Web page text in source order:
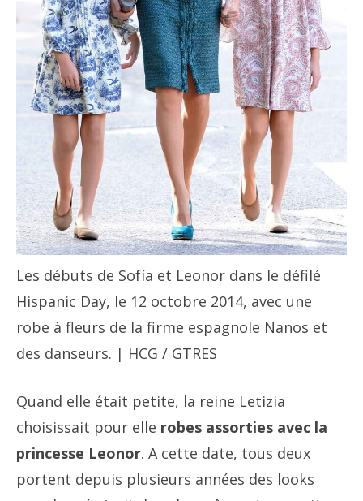
Les débuts de Sofía et Leonor dans le défilé
Hispanic Day, le 12 octobre 2014, avec une
robe à fleurs de la firme espagnole Nanos et
des danseurs. | HCG / GTRES
Quand elle était petite, la reine Letizia
choisissait pour elle robes assorties avec la
princesse Leonor. A cette date, tous deux
portent depuis plusieurs années des looks